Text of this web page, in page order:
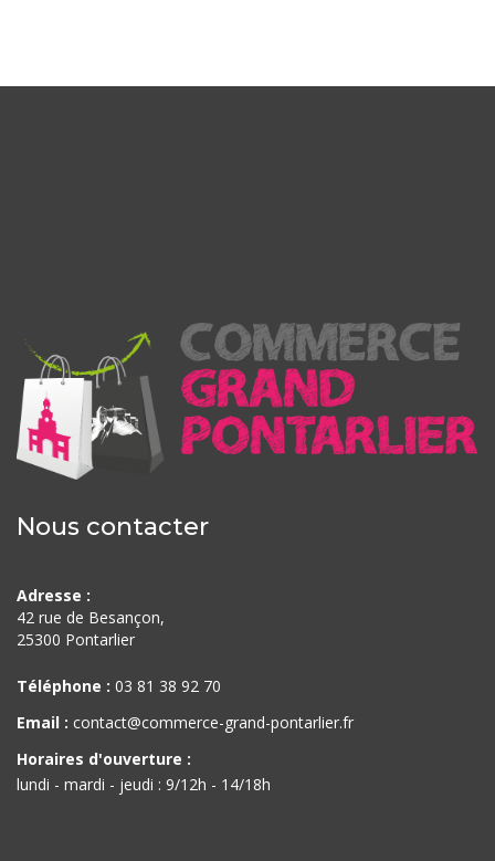
Nous contacter
Adresse :
42 rue de Besançon,
25300 Pontarlier
Téléphone : 03 81 38 92 70
Email : contact@commerce-grand-pontarlier.fr
Horaires d'ouverture :
lundi - mardi - jeudi : 9/12h - 14/18h